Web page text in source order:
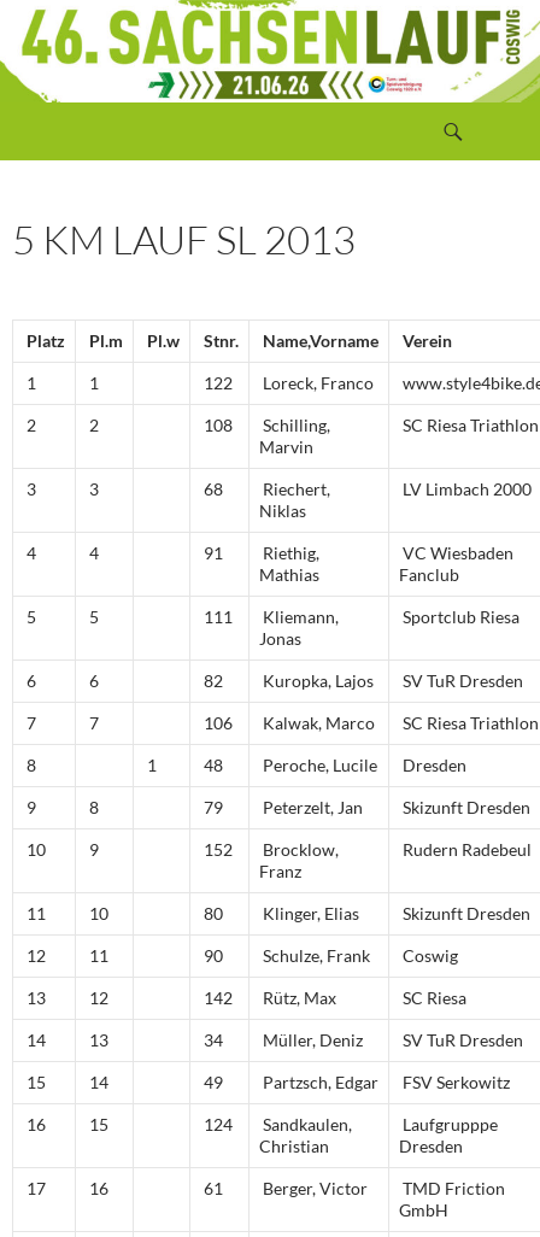
Zum
Inhalt
springen
5 KM LAUF SL 2013
Platz Pl.m Pl.w Stnr. Name,Vorname Verein
1 1 122 Loreck, Franco
2 2 108
Schilling,
Marvin
SC Riesa Triathlon
3 3 68
Riechert,
Niklas
LV Limbach 2000
4 4 91
Riethig,
Mathias
VC Wiesbaden
Fanclub
5 5 111
Kliemann,
Jonas
Sportclub Riesa
6 6 82 Kuropka, Lajos SV TuR Dresden
7 7 106 Kalwak, Marco SC Riesa Triathlon
8 1 48 Peroche, Lucile Dresden
9 8 79 Peterzelt, Jan Skizunft Dresden
10 9 152
Brocklow,
Franz
Rudern Radebeul
11 10 80 Klinger, Elias Skizunft Dresden
12 11 90 Schulze, Frank Coswig
13 12 142 Rütz, Max SC Riesa
14 13 34 Müller, Deniz SV TuR Dresden
15 14 49 Partzsch, Edgar FSV Serkowitz
16 15 124
Sandkaulen,
Christian
Laufgrupppe
Dresden
17 16 61 Berger, Victor
TMD Friction
GmbH